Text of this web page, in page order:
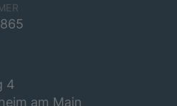
4
am Main